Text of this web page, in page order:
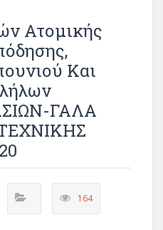
Ατομικής
Και
ΓΑΛΑ
164